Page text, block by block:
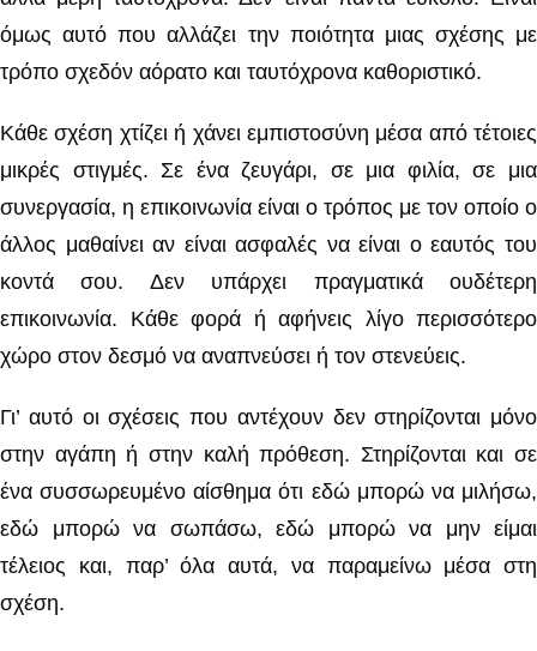
όμως αυτό που αλλάζει την ποιότητα μιας σχέσης με
τρόπο σχεδόν αόρατο και ταυτόχρονα καθοριστικό.
Κάθε σχέση χτίζει ή χάνει εμπιστοσύνη μέσα από τέτοιες
μικρές στιγμές. Σε ένα ζευγάρι, σε μια φιλία, σε μια
συνεργασία, η επικοινωνία είναι ο τρόπος με τον οποίο ο
άλλος μαθαίνει αν είναι ασφαλές να είναι ο εαυτός του
κοντά σου. Δεν υπάρχει πραγματικά ουδέτερη
επικοινωνία. Κάθε φορά ή αφήνεις λίγο περισσότερο
χώρο στον δεσμό να αναπνεύσει ή τον στενεύεις.
Γι’ αυτό οι σχέσεις που αντέχουν δεν στηρίζονται μόνο
στην αγάπη ή στην καλή πρόθεση. Στηρίζονται και σε
ένα συσσωρευμένο αίσθημα ότι εδώ μπορώ να μιλήσω,
εδώ μπορώ να σωπάσω, εδώ μπορώ να μην είμαι
τέλειος και, παρ’ όλα αυτά, να παραμείνω μέσα στη
σχέση.